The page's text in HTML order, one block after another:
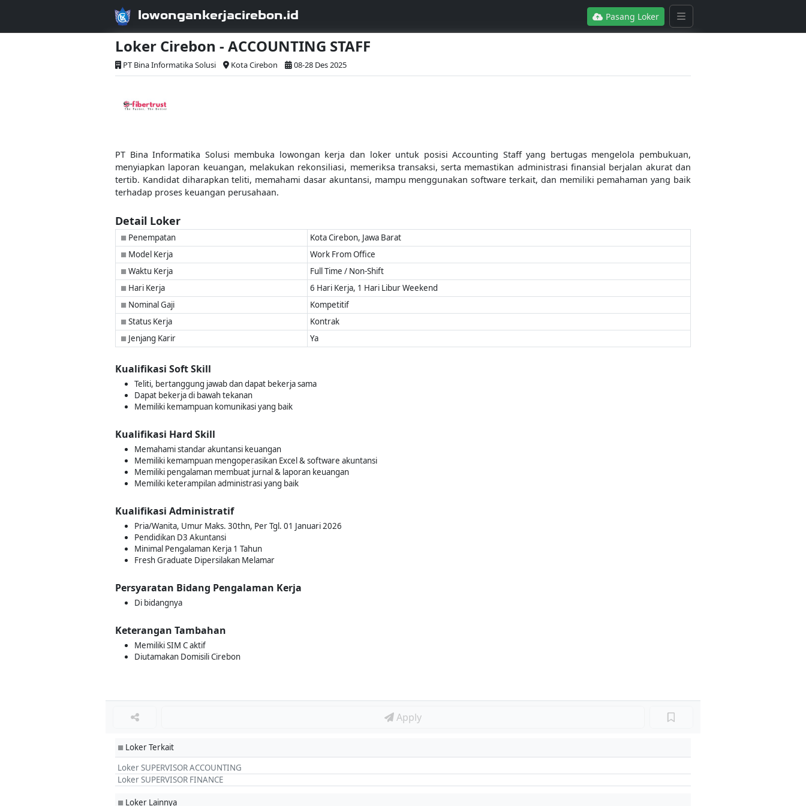
lowongankerjacirebon.id Pasang Loker
Loker Cirebon - ACCOUNTING STAFF
PT Bina Informatika Solusi Kota Cirebon 08-28 Des 2025
PT Bina Informatika Solusi membuka lowongan kerja dan loker untuk posisi Accounting Staff yang bertugas mengelola pembukuan,
menyiapkan laporan keuangan, melakukan rekonsiliasi, memeriksa transaksi, serta memastikan administrasi finansial berjalan akurat dan
tertib. Kandidat diharapkan teliti, memahami dasar akuntansi, mampu menggunakan software terkait, dan memiliki pemahaman yang baik
terhadap proses keuangan perusahaan.
Detail Loker
■ Penempatan Kota Cirebon, Jawa Barat
■ Model Kerja Work From Office
■ Waktu Kerja Full Time / Non-Shift
■ Hari Kerja 6 Hari Kerja, 1 Hari Libur Weekend
■ Nominal Gaji Kompetitif
■ Status Kerja Kontrak
■ Jenjang Karir Ya
Kualifikasi Soft Skill
Teliti, bertanggung jawab dan dapat bekerja sama
Dapat bekerja di bawah tekanan
Memiliki kemampuan komunikasi yang baik
Kualifikasi Hard Skill
Memahami standar akuntansi keuangan
Memiliki kemampuan mengoperasikan Excel & software akuntansi
Memiliki pengalaman membuat jurnal & laporan keuangan
Memiliki keterampilan administrasi yang baik
Kualifikasi Administratif
Pria/Wanita, Umur Maks. 30thn, Per Tgl. 01 Januari 2026
Pendidikan D3 Akuntansi
Minimal Pengalaman Kerja 1 Tahun
Fresh Graduate Dipersilakan Melamar
Persyaratan Bidang Pengalaman Kerja
Di bidangnya
Keterangan Tambahan
Memiliki SIM C aktif
Diutamakan Domisili Cirebon
Apply
■ Loker Terkait
Loker SUPERVISOR ACCOUNTING
Loker SUPERVISOR FINANCE
■ Loker Lainnya